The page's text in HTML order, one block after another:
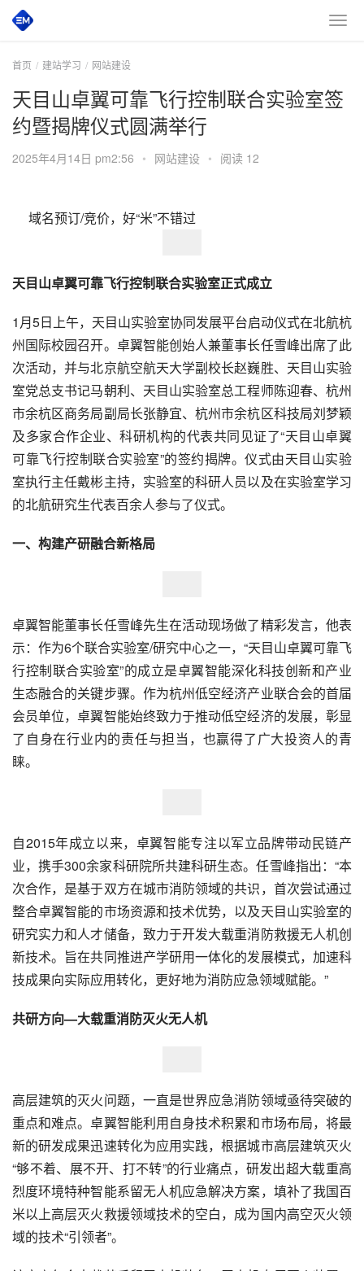
首页 建站学习 网站建设
天目山卓翼可靠飞行控制联合实验室签
约暨揭牌仪式圆满举行
2025年4月14日 pm2:56 • 网站建设 • 阅读 12
域名预订/竞价，好“米”不错过
天目山卓翼可靠飞行控制联合实验室正式成立
1月5日上午，天目山实验室协同发展平台启动仪式在北航杭
州国际校园召开。卓翼智能创始人兼董事长任雪峰出席了此
次活动，并与北京航空航天大学副校长赵巍胜、天目山实验
室党总支书记马朝利、天目山实验室总工程师陈迎春、杭州
市余杭区商务局副局长张静宜、杭州市余杭区科技局刘梦颖
及多家合作企业、科研机构的代表共同见证了“天目山卓翼
可靠飞行控制联合实验室”的签约揭牌。仪式由天目山实验
室执行主任戴彬主持，实验室的科研人员以及在实验室学习
的北航研究生代表百余人参与了仪式。
一、构建产研融合新格局
卓翼智能董事长任雪峰先生在活动现场做了精彩发言，他表
示：作为6个联合实验室/研究中心之一，“天目山卓翼可靠飞
行控制联合实验室”的成立是卓翼智能深化科技创新和产业
生态融合的关键步骤。作为杭州低空经济产业联合会的首届
会员单位，卓翼智能始终致力于推动低空经济的发展，彰显
了自身在行业内的责任与担当，也赢得了广大投资人的青
睐。
自2015年成立以来，卓翼智能专注以军立品牌带动民链产
业，携手300余家科研院所共建科研生态。任雪峰指出：“本
次合作，是基于双方在城市消防领域的共识，首次尝试通过
整合卓翼智能的市场资源和技术优势，以及天目山实验室的
研究实力和人才储备，致力于开发大载重消防救援无人机创
新技术。旨在共同推进产学研用一体化的发展模式，加速科
技成果向实际应用转化，更好地为消防应急领域赋能。”
共研方向—大载重消防灭火无人机
高层建筑的灭火问题，一直是世界应急消防领域亟待突破的
重点和难点。卓翼智能利用自身技术积累和市场布局，将最
新的研发成果迅速转化为应用实践，根据城市高层建筑灭火
“够不着、展不开、打不转”的行业痛点，研发出超大载重高
烈度环境特种智能系留无人机应急解决方案，填补了我国百
米以上高层灭火救援领域技术的空白，成为国内高空灭火领
域的技术“引领者”。